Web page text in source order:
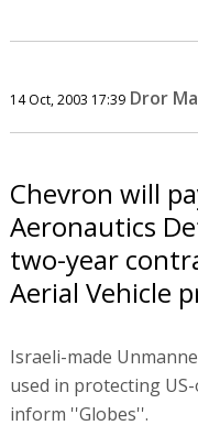
14 Oct, 2003 17:39 Dror
Chevron will
Aeronautics
two-year
Aerial Vehicle
Israeli-made
used in protecting
inform ''Globes''.